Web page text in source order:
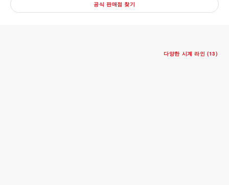
공식 판매점 찾기
다양한 시계 라인 (13)